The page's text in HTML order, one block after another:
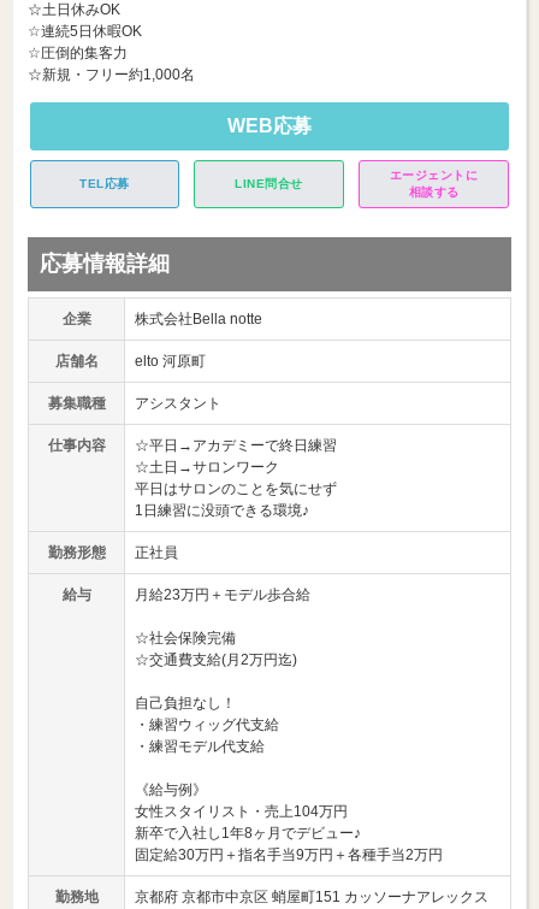
☆土日休みOK
☆連続5日休暇OK
☆圧倒的集客力
☆新規・フリー約1,000名
WEB応募
TEL応募 LINE問合せ
エージェントに
相談する
応募情報詳細
企業 株式会社Bella notte
店舗名 elto 河原町
募集職種 アシスタント
仕事内容
☆平日→アカデミーで終日練習
☆土日→サロンワーク
平日はサロンのことを気にせず
1日練習に没頭できる環境♪
勤務形態 正社員
給与 月給23万円＋モデル歩合給
☆社会保険完備
☆交通費支給(月2万円迄)
自己負担なし！
・練習ウィッグ代支給
・練習モデル代支給
《給与例》
女性スタイリスト・売上104万円
新卒で入社し1年8ヶ月でデビュー♪
固定給30万円＋指名手当9万円＋各種手当2万円
勤務地
京都府 京都市中京区 蛸屋町151 カッソーナアレックス